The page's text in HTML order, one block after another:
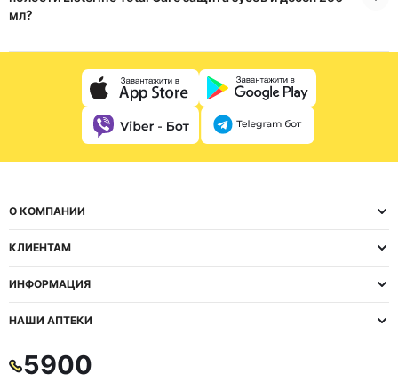
мл?
О КОМПАНИИ
КЛИЕНТАМ
ИНФОРМАЦИЯ
НАШИ АПТЕКИ
5900